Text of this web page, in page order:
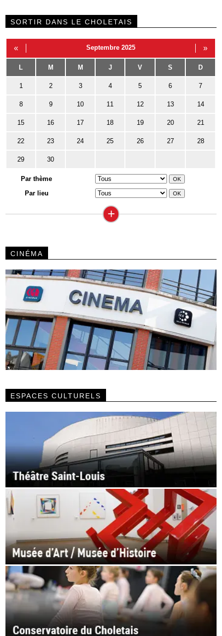
SORTIR DANS LE CHOLETAIS
« Septembre 2025 »
L M M J V S D
1 2 3 4 5 6 7
8 9 10 11 12 13 14
15 16 17 18 19 20 21
22 23 24 25 26 27 28
29 30
Par thème
Par lieu
+
CINÉMA
ESPACES CULTURELS